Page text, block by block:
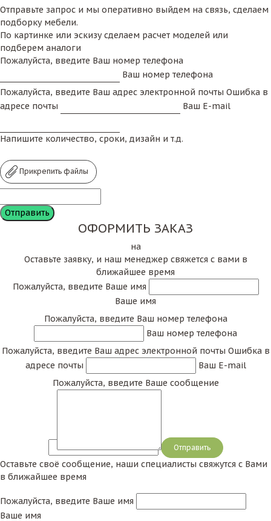
Отправьте запрос и мы оперативно выйдем на связь, сделаем
подборку мебели.
По картинке или эскизу сделаем расчет моделей или
подберем аналоги
Пожалуйста, введите Ваш номер телефона
Ваш номер телефона
Пожалуйста, введите Ваш адрес электронной почты Ошибка в
адресе почты
Ваш E-mail
Напишите количество, сроки, дизайн и т.д.
Прикрепить файлы
ОФОРМИТЬ ЗАКАЗ
на
Оставьте заявку, и наш менеджер свяжется с вами в
ближайшее время
Пожалуйста, введите Ваше имя
Ваше имя
Пожалуйста, введите Ваш номер телефона
Ваш номер телефона
Пожалуйста, введите Ваш адрес электронной почты Ошибка в
адресе почты
Ваш E-mail
Пожалуйста, введите Ваше сообщение
Сообщение
Оставьте своё сообщение, наши специалисты свяжутся с Вами
в ближайшее время
Пожалуйста, введите Ваше имя
Ваше имя